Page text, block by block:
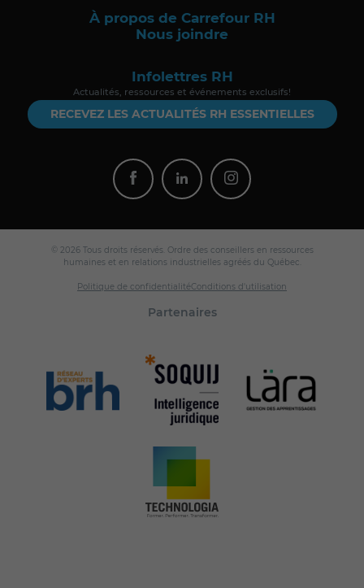
À propos de Carrefour RH
Nous joindre
Infolettres RH
Actualités, ressources et événements exclusifs!
RECEVEZ LES ACTUALITÉS RH ESSENTIELLES
© 2026 Tous droits réservés. Ordre des conseillers en ressources
humaines et en relations industrielles agréés du Québec.
Politique de confidentialitéConditions d'utilisation
Partenaires